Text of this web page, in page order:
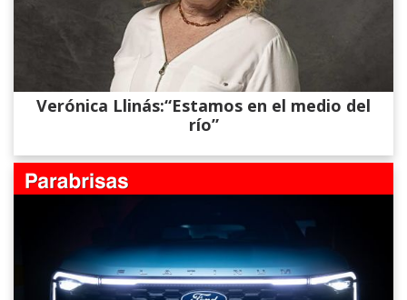
Verónica Llinás:“Estamos en el medio del
río”